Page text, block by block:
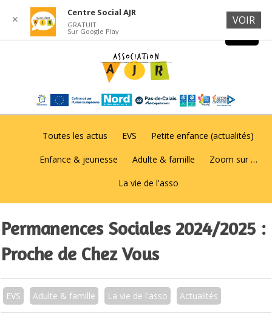
Toutes les actus EVS Petite enfance (actualités)
Enfance & jeunesse Adulte & famille Zoom sur …
La vie de l'asso
Permanences Sociales 2024/2025 :
Proche de Chez Vous
EVS Adulte & famille La vie de l'asso Actualités
✕
Centre Social AJR
GRATUIT
Sur Google Play
VOIR